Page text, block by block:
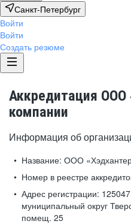
Санкт-Петербург
Войти
Войти
Создать резюме
Аккредитация ООО
компании
Информация об
Название: ООО
Номер в реестре
Адрес регистрации:
муниципальный округ
помещ. 25